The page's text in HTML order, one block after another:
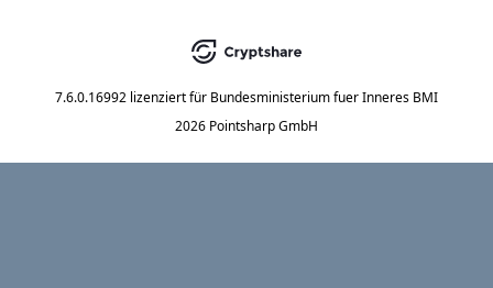
7.6.0.16992 lizenziert für Bundesministerium fuer Inneres BMI
2026 Pointsharp GmbH